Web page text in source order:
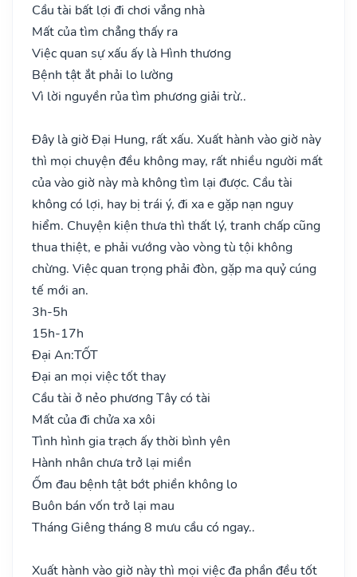
Cầu tài bất lợi đi chơi vắng nhà
Mất của tìm chẳng thấy ra
Việc quan sự xấu ấy là Hình thương
Bệnh tật ắt phải lo lường
Vì lời nguyền rủa tìm phương giải trừ..
Đây là giờ Đại Hung, rất xấu. Xuất hành vào giờ này
thì mọi chuyện đều không may, rất nhiều người mất
của vào giờ này mà không tìm lại được. Cầu tài
không có lợi, hay bị trái ý, đi xa e gặp nạn nguy
hiểm. Chuyện kiện thưa thì thất lý, tranh chấp cũng
thua thiệt, e phải vướng vào vòng tù tội không
chừng. Việc quan trọng phải đòn, gặp ma quỷ cúng
tế mới an.
3h-5h
15h-17h
Đại An:TỐT
Đại an mọi việc tốt thay
Cầu tài ở nẻo phương Tây có tài
Mất của đi chửa xa xôi
Tình hình gia trạch ấy thời bình yên
Hành nhân chưa trở lại miền
Ốm đau bệnh tật bớt phiền không lo
Buôn bán vốn trở lại mau
Tháng Giêng tháng 8 mưu cầu có ngay..
Xuất hành vào giờ này thì mọi việc đa phần đều tốt